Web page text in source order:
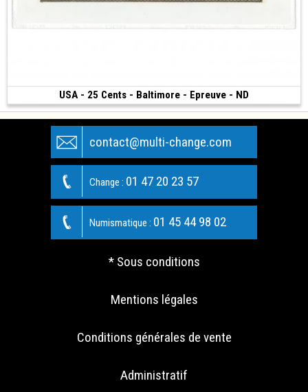
USA - 25 Cents - Baltimore - Epreuve - ND
contact@multi-change.com
Change : 01 47 20 23 57
Numismatique : 01 45 44 98 02
* Sous conditions
Mentions légales
Conditions générales de vente
Administratif